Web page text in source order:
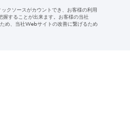
Media
Policy
クッキ
ー情報
クソースがカウントでき、お客様の利用
握することが出来ます。お客様の当社
め、当社Webサイトの改善に繋げるため